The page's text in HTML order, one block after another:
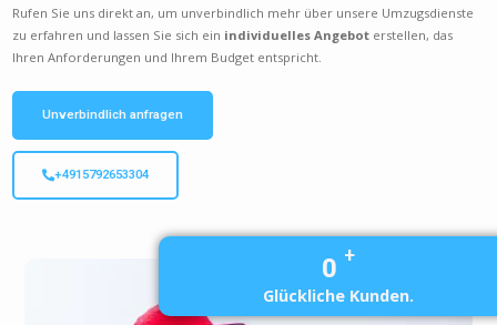
Rufen Sie uns direkt an, um unverbindlich mehr über unsere Umzugsdienste
zu erfahren und lassen Sie sich ein individuelles Angebot erstellen, das
Ihren Anforderungen und Ihrem Budget entspricht.
Unverbindlich anfragen
+4915792653304
0 +
Glückliche Kunden.